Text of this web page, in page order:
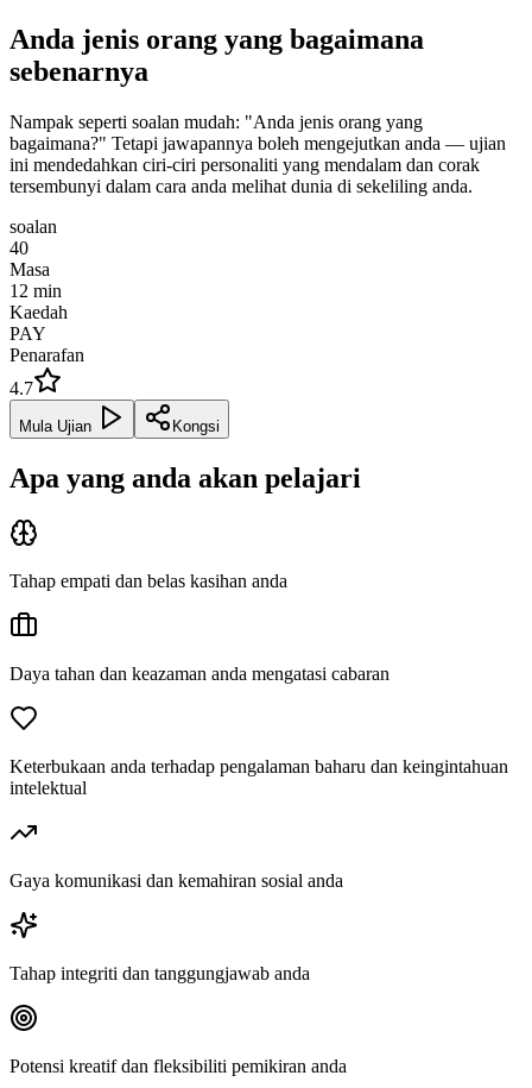
Anda jenis orang yang bagaimana
sebenarnya
Nampak seperti soalan mudah: "Anda jenis orang yang
bagaimana?" Tetapi jawapannya boleh mengejutkan anda — ujian
ini mendedahkan ciri-ciri personaliti yang mendalam dan corak
tersembunyi dalam cara anda melihat dunia di sekeliling anda.
soalan
40
Masa
12 min
Kaedah
PAY
Penarafan
4.7
Mula Ujian Kongsi
Apa yang anda akan pelajari
Tahap empati dan belas kasihan anda
Daya tahan dan keazaman anda mengatasi cabaran
Keterbukaan anda terhadap pengalaman baharu dan keingintahuan
intelektual
Gaya komunikasi dan kemahiran sosial anda
Tahap integriti dan tanggungjawab anda
Potensi kreatif dan fleksibiliti pemikiran anda